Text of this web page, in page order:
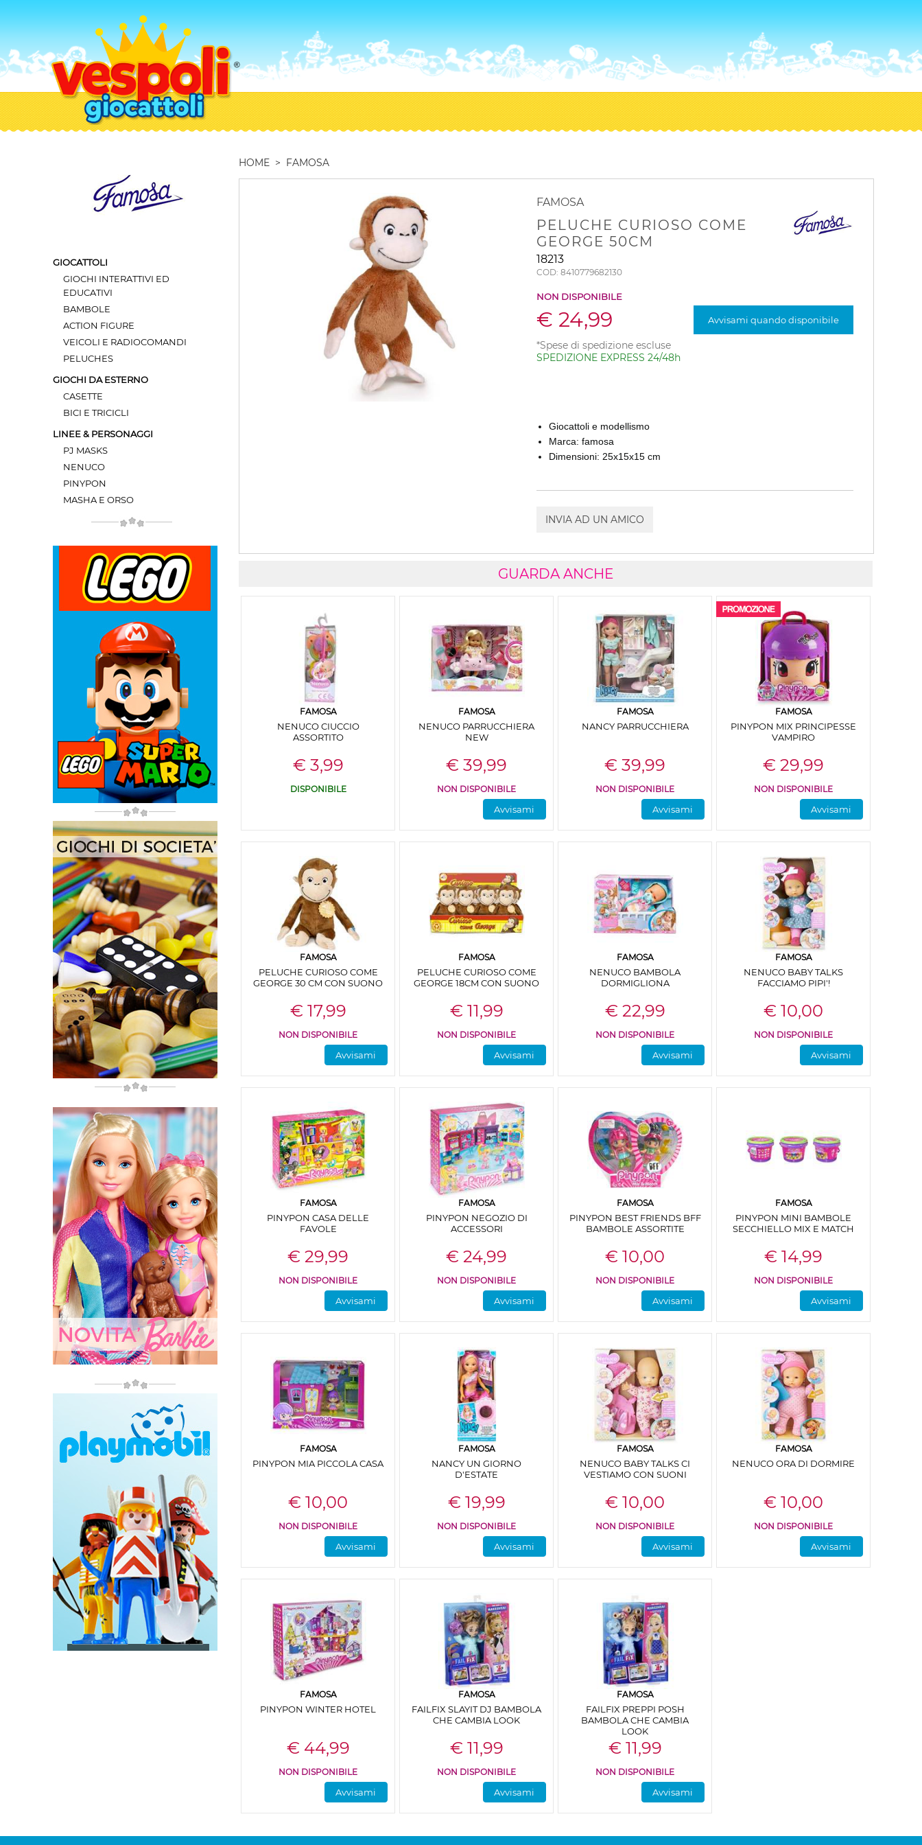
GIOCATTOLI
GIOCHI INTERATTIVI ED
EDUCATIVI
BAMBOLE
ACTION FIGURE
VEICOLI E RADIOCOMANDI
PELUCHES
GIOCHI DA ESTERNO
CASETTE
BICI E TRICICLI
LINEE & PERSONAGGI
PJ MASKS
NENUCO
PINYPON
MASHA E ORSO
HOME > FAMOSA
FAMOSA
PELUCHE CURIOSO COME
GEORGE 50CM
18213
COD: 8410779682130
NON DISPONIBILE
€ 24,99
*Spese di spedizione escluse
SPEDIZIONE EXPRESS 24/48h
Avvisami quando disponibile
Giocattoli e modellismo
Marca: famosa
Dimensioni: 25x15x15 cm
INVIA AD UN AMICO
GUARDA ANCHE
FAMOSA
NENUCO CIUCCIO
ASSORTITO
€ 3,99
DISPONIBILE
FAMOSA
NENUCO PARRUCCHIERA
NEW
€ 39,99
NON DISPONIBILE
Avvisami
FAMOSA
NANCY PARRUCCHIERA
€ 39,99
NON DISPONIBILE
Avvisami
FAMOSA
PINYPON MIX PRINCIPESSE
VAMPIRO
€ 29,99
NON DISPONIBILE
Avvisami
FAMOSA
PELUCHE CURIOSO COME
GEORGE 30 CM CON SUONO
€ 17,99
NON DISPONIBILE
Avvisami
FAMOSA
PELUCHE CURIOSO COME
GEORGE 18CM CON SUONO
€ 11,99
NON DISPONIBILE
Avvisami
FAMOSA
NENUCO BAMBOLA
DORMIGLIONA
€ 22,99
NON DISPONIBILE
Avvisami
FAMOSA
NENUCO BABY TALKS
FACCIAMO PIPI'!
€ 10,00
NON DISPONIBILE
Avvisami
FAMOSA
PINYPON CASA DELLE
FAVOLE
€ 29,99
NON DISPONIBILE
Avvisami
FAMOSA
PINYPON NEGOZIO DI
ACCESSORI
€ 24,99
NON DISPONIBILE
Avvisami
FAMOSA
PINYPON BEST FRIENDS BFF
BAMBOLE ASSORTITE
€ 10,00
NON DISPONIBILE
Avvisami
FAMOSA
PINYPON MINI BAMBOLE
SECCHIELLO MIX E MATCH
€ 14,99
NON DISPONIBILE
Avvisami
FAMOSA
PINYPON MIA PICCOLA CASA
€ 10,00
NON DISPONIBILE
Avvisami
FAMOSA
NANCY UN GIORNO
D'ESTATE
€ 19,99
NON DISPONIBILE
Avvisami
FAMOSA
NENUCO BABY TALKS CI
VESTIAMO CON SUONI
€ 10,00
NON DISPONIBILE
Avvisami
FAMOSA
NENUCO ORA DI DORMIRE
€ 10,00
NON DISPONIBILE
Avvisami
FAMOSA
PINYPON WINTER HOTEL
€ 44,99
NON DISPONIBILE
Avvisami
FAMOSA
FAILFIX SLAYIT DJ BAMBOLA
CHE CAMBIA LOOK
€ 11,99
NON DISPONIBILE
Avvisami
FAMOSA
FAILFIX PREPPI POSH
BAMBOLA CHE CAMBIA
LOOK
€ 11,99
NON DISPONIBILE
Avvisami